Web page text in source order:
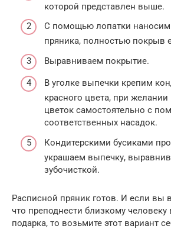
которой представлен выше.
С помощью лопатки наносим
пряника, полностью покрыв
Выравниваем покрытие.
В уголке выпечки крепим
красного цвета, при
цветок самостоятельно с
соответственных насадок.
Кондитерскими бусиками
украшаем выпечку,
зубочисткой.
Расписной пряник готов. И если вы
что преподнести близкому человеку
подарка, то возьмите этот вариант